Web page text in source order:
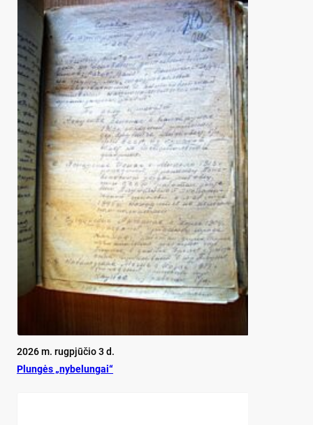
2026 m. rugpjūčio 3 d.
Plun­gės „ny­be­lun­gai“